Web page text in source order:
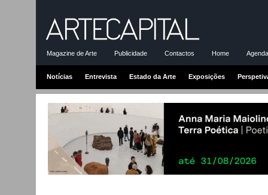
Magazine de Arte Publicidade Contactos Home
Notícias Entrevista Estado da Arte Exposições